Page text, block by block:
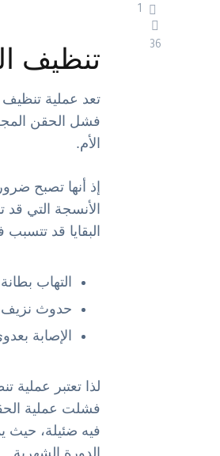
1
36 تنظيف
تعد عملية
فشل الحقن
الأم.
إذ أنها تصبح
الأنسجة التي قد
البقايا قد
التهاب
حدوث نزيف
الإصابة
لذا تعتبر عملية
فشلت عملية
فيه ضئيلة، حيث
الدورة الشهرية.